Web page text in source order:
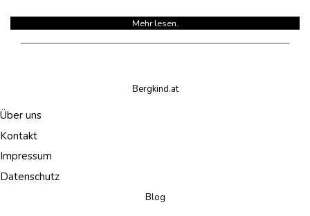
Mehr lesen.
Bergkind.at
Über uns
Kontakt
Impressum
Datenschutz
Blog